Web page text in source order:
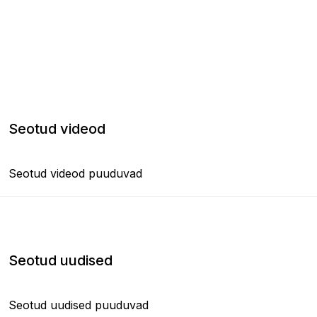
Seotud videod
Seotud videod puuduvad
Seotud uudised
Seotud uudised puuduvad